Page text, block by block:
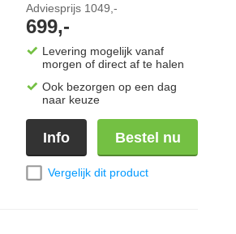
Adviesprijs 1049,-
699,-
Levering mogelijk vanaf
morgen of direct af te halen
Ook bezorgen op een dag
naar keuze
Info Bestel nu
Vergelijk dit product